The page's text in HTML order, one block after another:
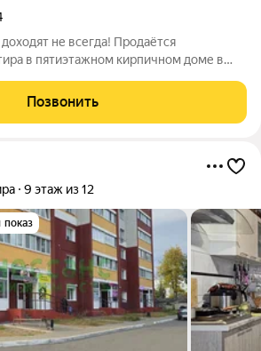
не всегда! Продаётся
в пятиэтажном кирпичном доме в
Квартира нуждается в ремонте, что
её по своему
Позвонить
9 этаж из 12
показ